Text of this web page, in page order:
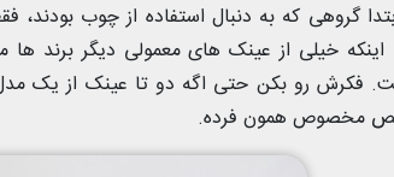
گروهی که به دنبال استفاده از چوب
اینکه خیلی از عینک های معمولی دیگر برند
فکرش رو بکن حتی اگه دو تا عینک از یک
مخصوص همون فرده.